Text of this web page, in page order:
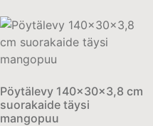
Pöytälevy 140x30x3,8 cm
suorakaide täysi
mangopuu